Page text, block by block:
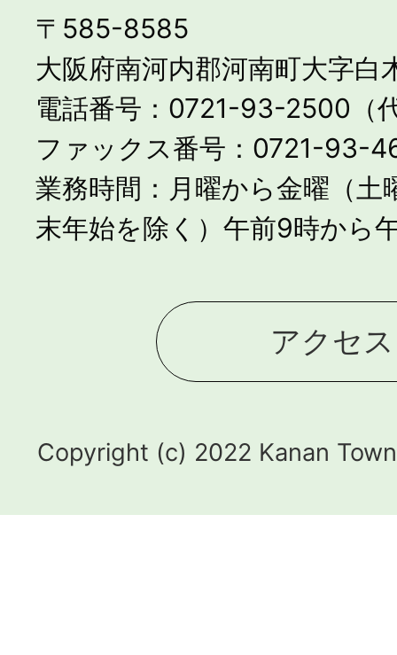
〒585-8585
大阪府南河内郡河南町大字白
電話番号：0721-93-2500（
ファックス番号：0721-93-
業務時間：月曜から金曜（土
末年始を除く）午前9時から
アクセス
Copyright (c) 2022 Kanan